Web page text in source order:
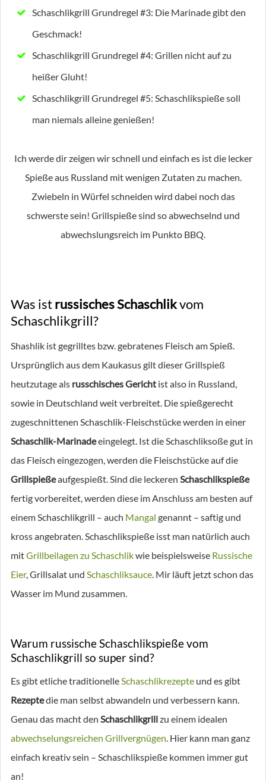
Schaschlikgrill Grundregel #3: Die Marinade gibt den
Geschmack!
Schaschlikgrill Grundregel #4: Grillen nicht auf zu
heißer Gluht!
Schaschlikgrill Grundregel #5: Schaschlikspieße soll
man niemals alleine genießen!
Ich werde dir zeigen wir schnell und einfach es ist die lecker
Spieße aus Russland mit wenigen Zutaten zu machen.
Zwiebeln in Würfel schneiden wird dabei noch das
schwerste sein! Grillspieße sind so abwechselnd und
abwechslungsreich im Punkto BBQ.
Was istrussisches Schaschlikvom
Schaschlikgrill?
Shashlik ist gegrilltes bzw. gebratenes Fleisch am Spieß.
Ursprünglich aus dem Kaukasus gilt dieser Grillspieß
heutzutage als russchisches Gericht ist also in Russland,
sowie in Deutschland weit verbreitet. Die spießgerecht
zugeschnittenen Schaschlik-Fleischstücke werden in einer
Schaschlik-Marinadeeingelegt. Ist die Schaschliksoße gut in
das Fleisch eingezogen, werden die Fleischstücke auf die
Grillspießeaufgespießt. Sind die leckeren Schaschlikspieße
fertig vorbereitet, werden diese im Anschluss am besten auf
einem Schaschlikgrill – auch Mangal genannt – saftig und
kross angebraten. Schaschlikspieße isst man natürlich auch
mitGrillbeilagen zu Schaschlikwie beispielsweise Russische
Eier, Grillsalat und Schaschliksauce. Mir läuft jetzt schon das
Wasser im Mund zusammen.
Warum russische Schaschlikspieße vom
Schaschlikgrill so super sind?
Es gibt etliche traditionelleSchaschlikrezepte und es gibt
Rezeptedie man selbst abwandeln und verbessern kann.
Genau das macht den Schaschlikgrillzu einem idealen
abwechselungsreichen Grillvergnügen. Hier kann man ganz
einfach kreativ sein – Schaschlikspieße kommen immer gut
an!